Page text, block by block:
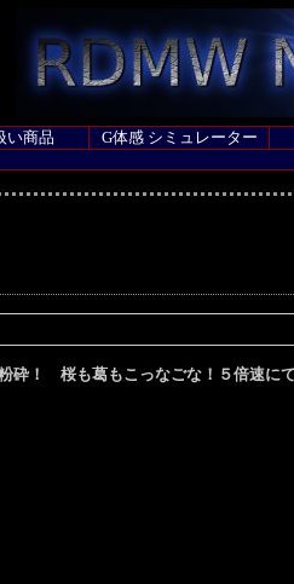
い商品 G体感 シミュレーター
！ 桜も葛もこっなごな！５倍速に